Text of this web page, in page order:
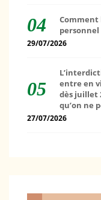
Comment
personnel
29/07/2026
entre en
dès juillet
qu’on ne
27/07/2026